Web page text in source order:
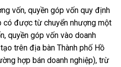
vốn, quyền góp vốn quy định
có được từ chuyển nhượng một
quyền góp vốn vào doanh
trên địa bàn Thành phố Hồ
hợp bán doanh nghiệp), trừ